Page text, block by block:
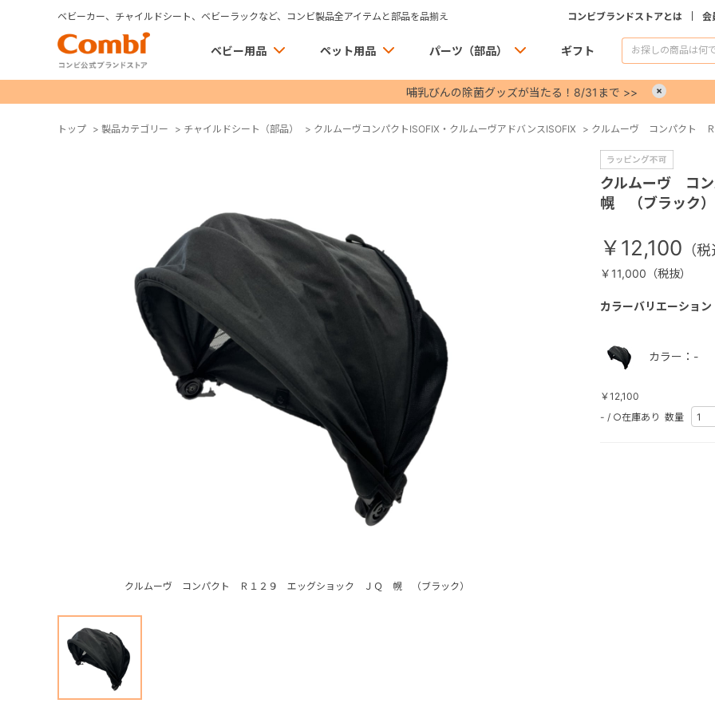
ベビーカー、チャイルドシート、ベビーラックなど、コンビ製品全アイテムと部品を品揃え コンビブランドストアとは 会
ベビー用品 ペット用品 パーツ（部品） ギフト
哺乳びんの除菌グッズが当たる！8/31まで >>
トップ > 製品カテゴリー > チャイルドシート（部品） > クルムーヴコンパクトISOFIX・クルムーヴアドバンスISOFIX > クルムーヴ コンパクト
クルムーヴ コンパクト Ｒ１２９ エッグショック ＪＱ 幌 （ブラック）
クルムーヴ コ
幌 （ブラック）
￥12,100
￥11,000（税抜）
カラーバリエーション
カラー：-
￥12,100
- / ○在庫あり 数量